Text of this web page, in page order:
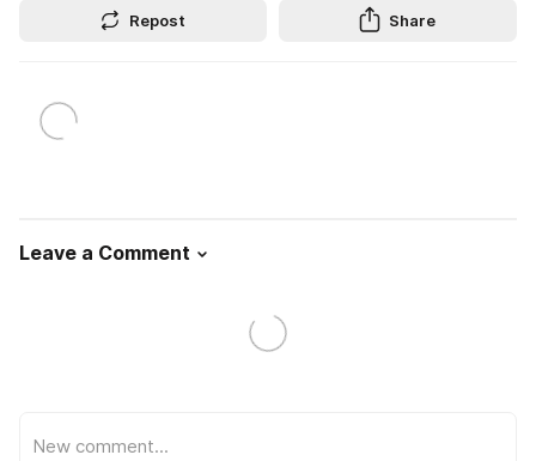
Repost Share
Leave a Comment